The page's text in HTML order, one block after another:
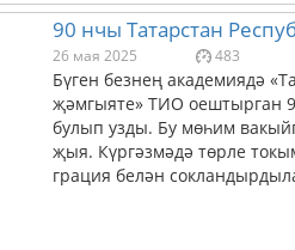
90 нчы Татарстан
26 мая 2025 483
Бүген безнең академиядә
җәмгыяте» ТИО оештырган
булып узды. Бу мөһим
җыя. Күргәзмәдә төрле
грация белән